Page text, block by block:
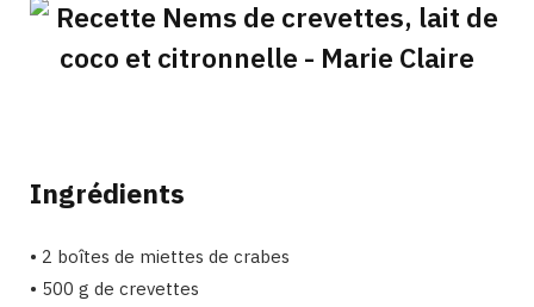
Ingrédients
• 2 boîtes de miettes de crabes
• 500 g de crevettes